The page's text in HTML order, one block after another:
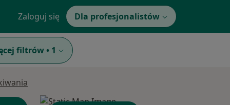
Zaloguj się Dla profesjonalistów
filtrów • 1